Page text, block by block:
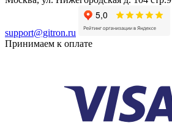
support@gitron.ru
Принимаем к оплате